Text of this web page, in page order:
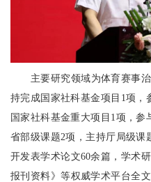
主要研究领域为体育赛事
持完成国家社科基金项目1项，
国家社科基金重大项目1项，
省部级课题2项，主持厅局级课
开发表学术论文60余篇，学术
报刊资料》等权威学术平台全